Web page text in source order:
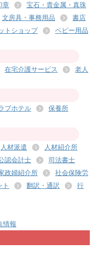
章
宝石・貴金属・真珠
文房具・事務用品
書店
トショップ
ベビー用品
在宅介護サービス
老人
ブホテル
保養所
人材派遣
人材紹介所
認会計士
司法書士
政婦紹介所
社会保険労
翻訳・通訳
行
情報